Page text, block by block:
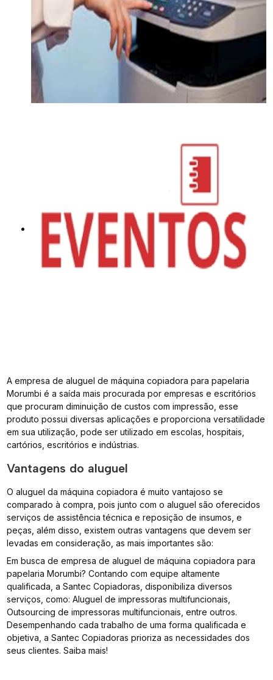
A empresa de aluguel de máquina copiadora para papelaria
Morumbi é a saída mais procurada por empresas e escritórios
que procuram diminuição de custos com impressão, esse
produto possui diversas aplicações e proporciona versatilidade
em sua utilização, pode ser utilizado em escolas, hospitais,
cartórios, escritórios e indústrias.
Vantagens do aluguel
O aluguel da máquina copiadora é muito vantajoso se
comparado à compra, pois junto com o aluguel são oferecidos
serviços de assistência técnica e reposição de insumos, e
peças, além disso, existem outras vantagens que devem ser
levadas em consideração, as mais importantes são:
Em busca de empresa de aluguel de máquina copiadora para
papelaria Morumbi? Contando com equipe altamente
qualificada, a Santec Copiadoras, disponibiliza diversos
serviços, como: Aluguel de impressoras multifuncionais,
Outsourcing de impressoras multifuncionais, entre outros.
Desempenhando cada trabalho de uma forma qualificada e
objetiva, a Santec Copiadoras prioriza as necessidades dos
seus clientes. Saiba mais!